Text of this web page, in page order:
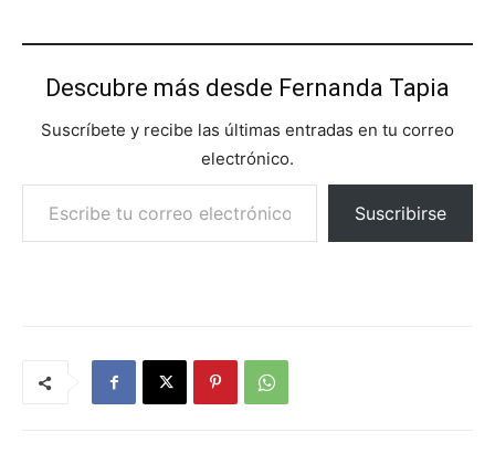
Descubre más desde Fernanda Tapia
Suscríbete y recibe las últimas entradas en tu correo
electrónico.
Escribe tu correo electrónico…
Suscribirse